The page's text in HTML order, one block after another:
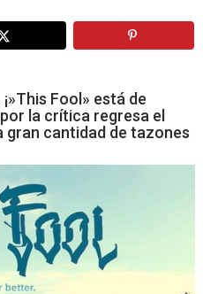
Fool» está de
la crítica regresa el
gran cantidad de tazones